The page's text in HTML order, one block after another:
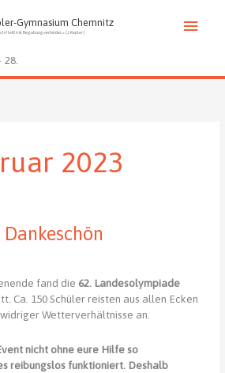
Gymnasium Chemnitz
Fleiß mit Begabung verbindet.« (J. Kepler)
28.
2023
fand die 62. Landesolympiade
Ca. 150 Schüler reisten aus allen Ecken
Wetterverhältnisse an.
nicht ohne eure Hilfe so
reibungslos funktioniert. Deshalb